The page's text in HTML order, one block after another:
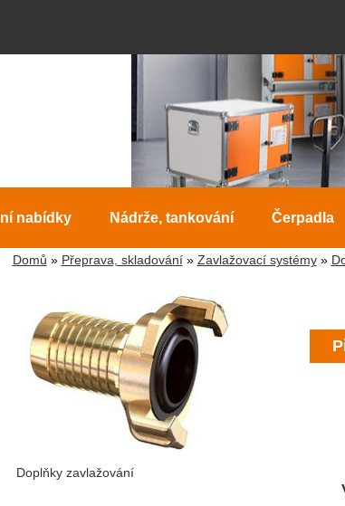
nabídky Nádrže, tankování Čerpadla
Domů » Přeprava, skladování» Zavlažovací systémy»
Doplňky zavlažování